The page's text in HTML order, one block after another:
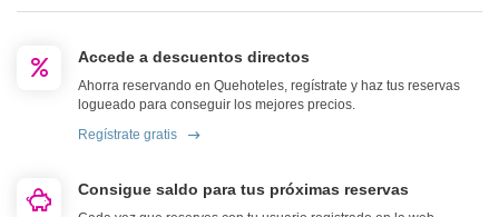
Accede a descuentos directos
Ahorra reservando en Quehoteles, regístrate y haz tus reservas
logueado para conseguir los mejores precios.
Regístrate gratis
Consigue saldo para tus próximas reservas